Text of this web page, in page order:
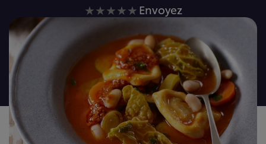
Aucune
soumise
pour
ce
recipe
Envoyez